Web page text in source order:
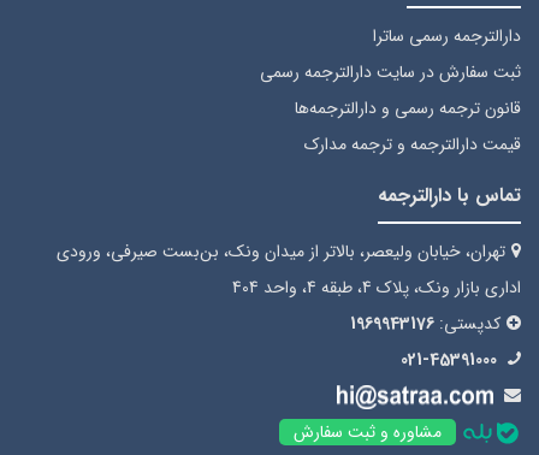
دارالترجمه رسمی ساترا
ثبت سفارشدر سایت دارالترجمه رسمی
قانون ترجمه رسمی و دارالترجمه‌ها
قیمت دارالترجمه و ترجمه مدارک
تماس با دارالترجمه
تهران، خیابان ولیعصر، بالاتر از میدان ونک، بن‌بست صیرفی، ورودی
اداری بازار ونک، پلاک 4، طبقه 4، واحد 404
کدپستی: 1969943176
021-45391000
مشاوره و ثبت سفارش